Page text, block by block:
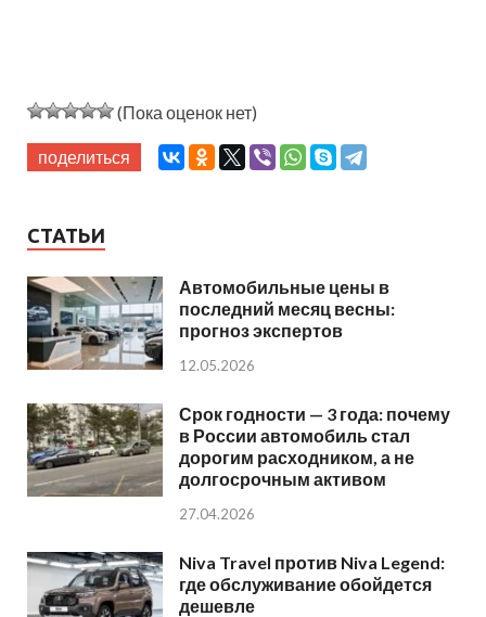
(Пока оценок нет)
поделиться
СТАТЬИ
Автомобильные цены в
последний месяц весны:
прогноз экспертов
12.05.2026
Срок годности — 3 года: почему
в России автомобиль стал
дорогим расходником, а не
долгосрочным активом
27.04.2026
Niva Travel против Niva Legend:
где обслуживание обойдется
дешевле